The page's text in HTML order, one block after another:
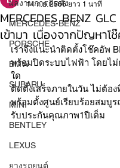
ผลงานการติดตั้ง
MERCEDES-BENZ
PORSCHE
BMW
SUBARU
MINI
BENTLEY
LEXUS
ยางรถยนต์
MERCEDES BENZ
เข้ามา เนื่องจากปัญหาโ
14 ก.ย. 2566 ยาว 1 นาที
เราจึงแนะนำติดตั้งโช๊คอัพ
พร้อมปิดระบบไฟฟ้า โดยไ
ใด
ติดตั้งเสร็จภายในวัน ไม่ต้อง
พร้อมตั้งศูนย์เรียบร้อยสมบู
รับประกันคุณภาพ1ปีเต็ม